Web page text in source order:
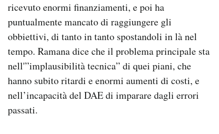
ricevuto enormi finanziamenti, e poi ha
puntualmente mancato di raggiungere gli
obbiettivi, di tanto in tanto spostandoli in là nel
tempo. Ramana dice che il problema principale sta
nell'”implausibilità tecnica” di quei piani, che
hanno subito ritardi e enormi aumenti di costi, e
nell’incapacità del DAE di imparare dagli errori
passati.